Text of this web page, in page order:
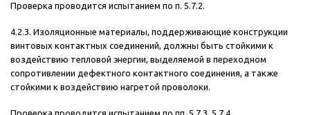
Проверка проводится испытанием по п. 5.7.2.
4.2.3. Изоляционные материалы, поддерживающие конструкции
винтовых контактных соединений, должны быть стойкими к
воздействию тепловой энергии, выделяемой в переходном
сопротивлении дефектного контактного соединения, а также
стойкими к воздействию нагретой проволоки.
Проверка проводится испытанием по пп. 5.7.3, 5.7.4.